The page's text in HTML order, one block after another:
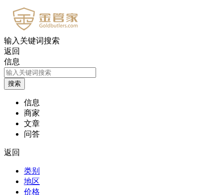
输入关键词搜索
返回
信息
信息
商家
文章
问答
返回
类别
地区
价格